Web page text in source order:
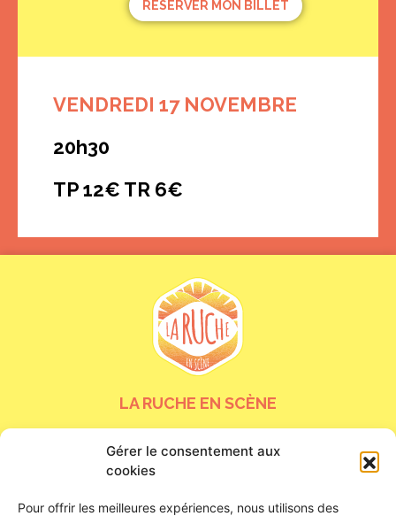
Gérer le consentement aux
cookies
Pour offrir les meilleures expériences, nous utilisons des
VENDREDI 17 NOVEMBRE
20h30
TP 12€ TR 6€
RÉSERVER MON BILLET
LA RUCHE EN SCÈNE
45000 Orléans